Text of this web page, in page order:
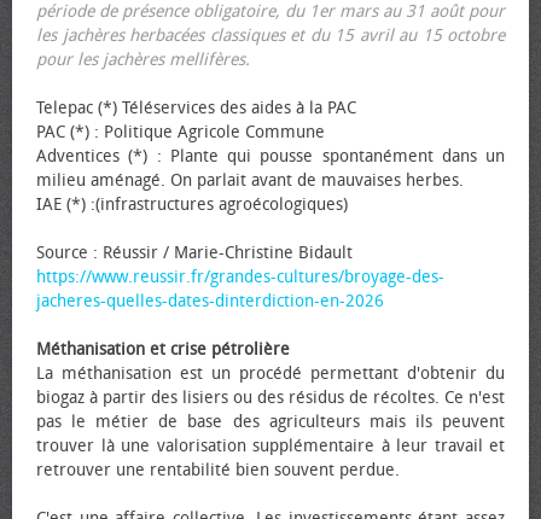
période de présence obligatoire, du 1er mars au 31 août pour
les jachères herbacées classiques et du 15 avril au 15 octobre
pour les jachères mellifères.
Telepac (*) Téléservices des aides à la PAC
PAC (*) : Politique Agricole Commune
Adventices (*) : Plante qui pousse spontanément dans un
milieu aménagé. On parlait avant de mauvaises herbes.
IAE (*) :(infrastructures agroécologiques)
Source : Réussir / Marie-Christine Bidault
https://www.reussir.fr/grandes-cultures/broyage-des-
jacheres-quelles-dates-dinterdiction-en-2026
Méthanisation et crise pétrolière
La méthanisation est un procédé permettant d'obtenir du
biogaz à partir des lisiers ou des résidus de récoltes. Ce n'est
pas le métier de base des agriculteurs mais ils peuvent
trouver là une valorisation supplémentaire à leur travail et
retrouver une rentabilité bien souvent perdue.